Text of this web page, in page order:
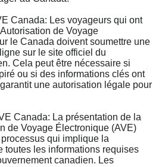
Canada: Les voyageurs qui ont
de Voyage
le Canada doivent soumettre une
sur le site officiel du
Cela peut être nécessaire si
ou si des informations clés ont
une autorisation légale pour
Canada: La présentation de la
de Voyage Électronique (AVE)
qui implique la
toutes les informations requises
canadien. Les